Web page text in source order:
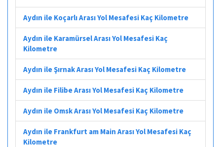
Aydın ile Koçarlı Arası Yol Mesafesi Kaç Kilometre
Aydın ile Karamürsel Arası Yol Mesafesi Kaç
Kilometre
Aydın ile Şırnak Arası Yol Mesafesi Kaç Kilometre
Aydın ile Filibe Arası Yol Mesafesi Kaç Kilometre
Aydın ile Omsk Arası Yol Mesafesi Kaç Kilometre
Aydın ile Frankfurt am Main Arası Yol Mesafesi Kaç
Kilometre